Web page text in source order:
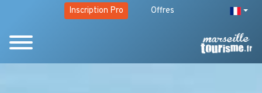
Inscription Pro Offres